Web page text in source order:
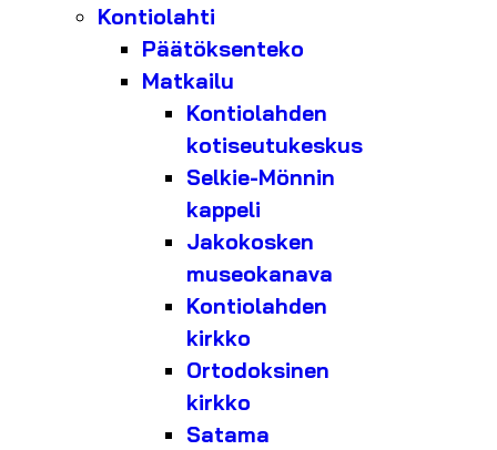
Kontiolahti
Päätöksenteko
Matkailu
Kontiolahden
kotiseutukeskus
Selkie-Mönnin
kappeli
Jakokosken
museokanava
Kontiolahden
kirkko
Ortodoksinen
kirkko
Satama